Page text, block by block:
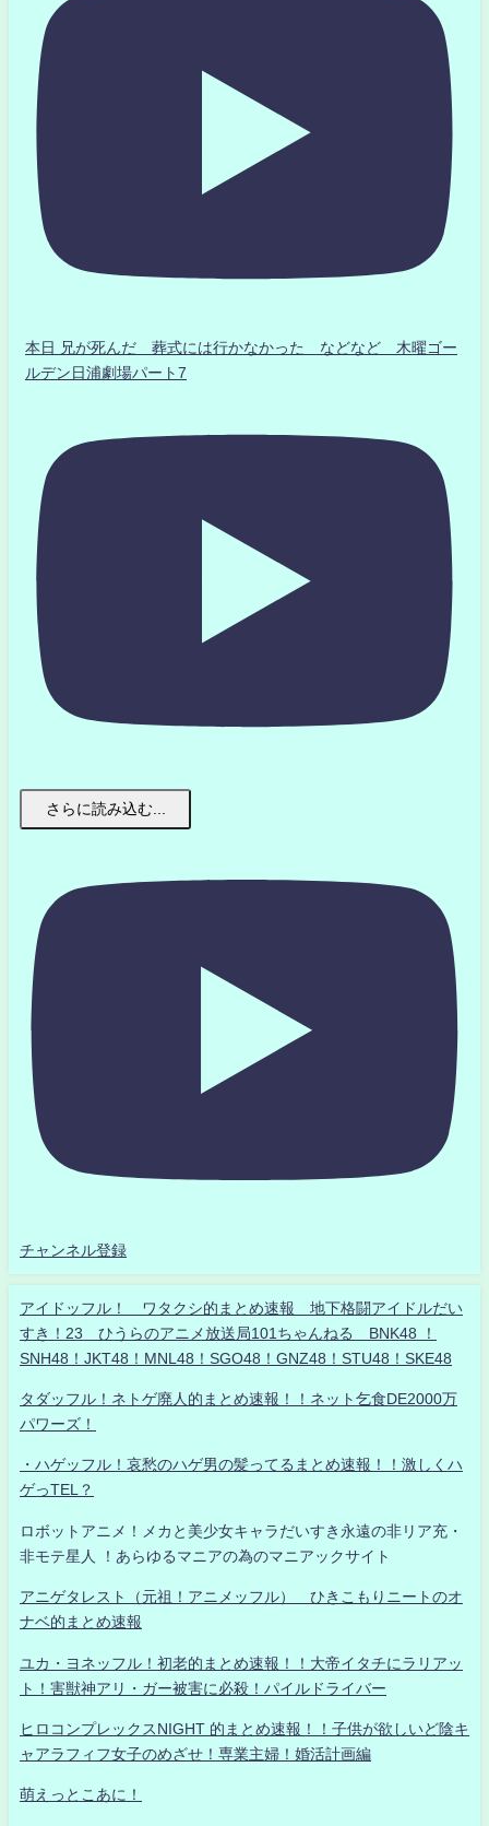
本日 兄が死んだ 葬式には行かなかった などなど 木曜ゴー
ルデン日浦劇場パート7
さらに読み込む...
チャンネル登録
アイドッフル！ ワタクシ的まとめ速報 地下格闘アイドルだい
すき！23 ひうらのアニメ放送局101ちゃんねる BNK48 ！
SNH48！JKT48！MNL48！SGO48！GNZ48！STU48！SKE48
タダッフル！ネトゲ廃人的まとめ速報！！ネット乞食DE2000万
パワーズ！
・ハゲッフル！哀愁のハゲ男の髪ってるまとめ速報！！激しくハ
ゲっTEL？
ロボットアニメ！メカと美少女キャラだいすき永遠の非リア充・
非モテ星人 ！あらゆるマニアの為のマニアックサイト
アニゲタレスト（元祖！アニメッフル） ひきこもりニートのオ
ナベ的まとめ速報
ユカ・ヨネッフル！初老的まとめ速報！！大帝イタチにラリアッ
ト！害獣神アリ・ガー被害に必殺！パイルドライバー
ヒロコンプレックスNIGHT 的まとめ速報！！子供が欲しいど陰キ
ャアラフィフ女子のめざせ！専業主婦！婚活計画編
萌えっとこあに！